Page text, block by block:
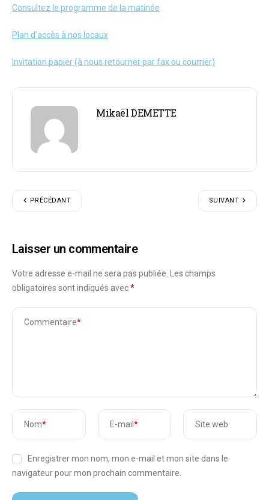
Consultez le programme de la matinée
Plan d’accès à nos locaux
Invitation papier (à nous retourner par fax ou courrier)
Mikaël DEMETTE
PRÉCÉDANT SUIVANT
Laisser un commentaire
Votre adresse e-mail ne sera pas publiée. Les champs
obligatoires sont indiqués avec*
Commentaire*
Nom* E-mail* Site web
Enregistrer mon nom, mon e-mail et mon site dans le
navigateur pour mon prochain commentaire.